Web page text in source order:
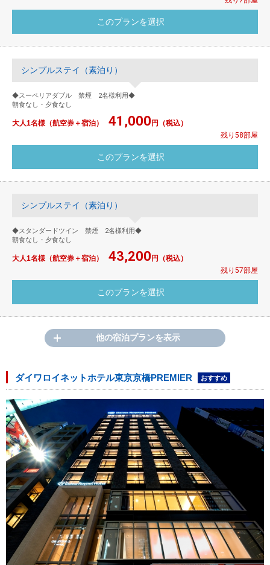
シンプルステイ（素泊り）
◆スーペリアダブル 禁煙 2名様利用◆
朝食なし・夕食なし
大人1名様（航空券＋宿泊） 41,000 円（税込）
残り58部屋
シンプルステイ（素泊り）
◆スタンダードツイン 禁煙 2名様利用◆
朝食なし・夕食なし
大人1名様（航空券＋宿泊） 43,200 円（税込）
残り57部屋
他の宿泊プランを表示
ダイワロイネットホテル東京京橋PREMIER おすすめ